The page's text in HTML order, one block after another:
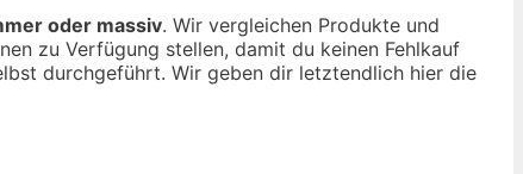
oder massiv. Wir vergleichen Produkte und
zu Verfügung stellen, damit du keinen Fehlkauf
durchgeführt. Wir geben dir letztendlich hier die